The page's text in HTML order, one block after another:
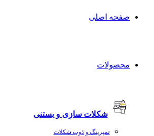
صفحه اصلی
محصولات
شکلات سازی و بستنی
تمپرینگ و ذوب شکلات